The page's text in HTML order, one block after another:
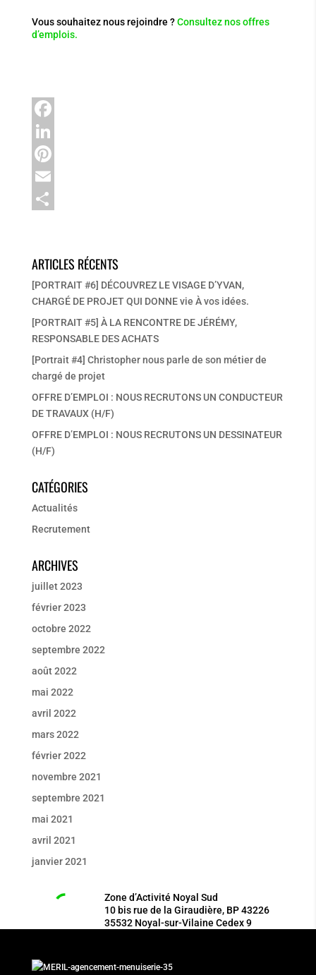
Vous souhaitez nous rejoindre ?Consultez nos offres
d’emplois.
F
a
c
e
o
k
L
n
d
I
P
e
r
s
t
E
i
l
r
t
g
e
r
ARTICLES RÉCENTS
[PORTRAIT #6] DÉCOUVREZ LE VISAGE D’YVAN,
CHARGÉ DE PROJET QUI DONNE vie À vos idées.
[PORTRAIT #5] À LA RENCONTRE DE JÉRÉMY,
RESPONSABLE DES ACHATS
[Portrait #4] Christopher nous parle de son métier de
chargé de projet
OFFRE D’EMPLOI : NOUS RECRUTONS UN CONDUCTEUR
DE TRAVAUX (H/F)
OFFRE D’EMPLOI : NOUS RECRUTONS UN DESSINATEUR
(H/F)
CATÉGORIES
Actualités
Recrutement
ARCHIVES
juillet 2023
février 2023
octobre 2022
septembre 2022
août 2022
mai 2022
avril 2022
mars 2022
février 2022
novembre 2021
septembre 2021
mai 2021
avril 2021
janvier 2021
Zone d’Activité Noyal Sud
10 bis rue de la Giraudière, BP 43226
35532 Noyal-sur-Vilaine Cedex 9